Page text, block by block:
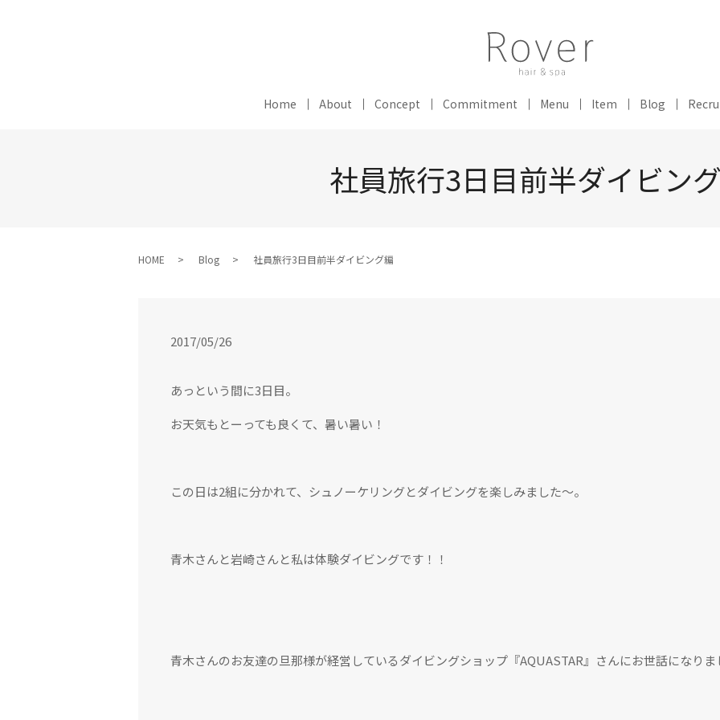
Home About Concept Commitment Menu Item Blog
社員旅行3日目前半ダイビン
HOME Blog 社員旅行3日目前半ダイビング編
2017/05/26
あっという間に3日目。
お天気もとーっても良くて、暑い暑い！
この日は2組に分かれて、シュノーケリングとダイビングを楽しみました〜。
青木さんと岩崎さんと私は体験ダイビングです！！
青木さんのお友達の旦那様が経営しているダイビングショップ『AQUASTAR』さんにお世話になりま